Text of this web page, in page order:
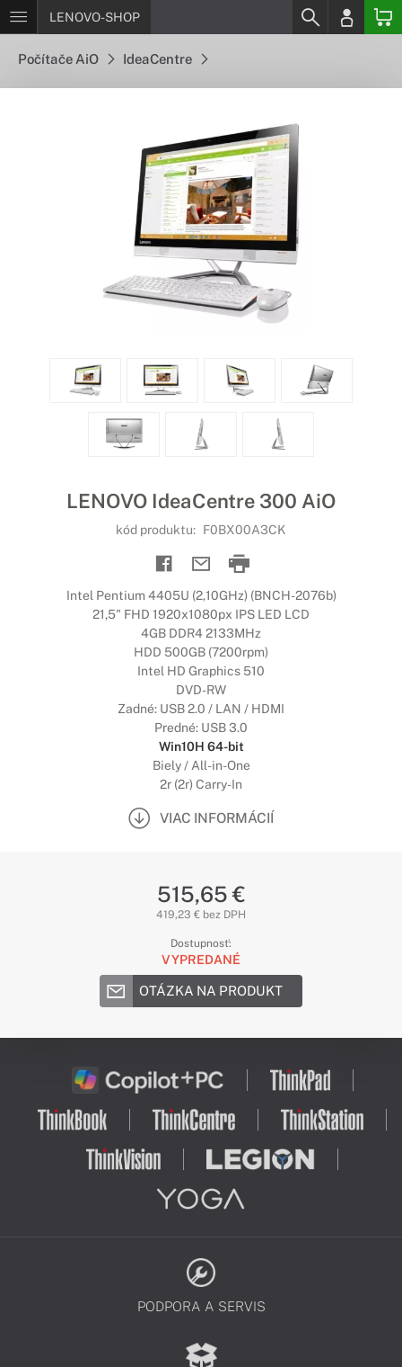
LENOVO-SHOP
Počítače AiO IdeaCentre
LENOVO IdeaCentre 300 AiO
kód produktu: F0BX00A3CK
Intel Pentium 4405U (2,10GHz) (BNCH-2076b)
21,5" FHD 1920x1080px IPS LED LCD
4GB DDR4 2133MHz
HDD 500GB (7200rpm)
Intel HD Graphics 510
DVD-RW
Zadné: USB 2.0 / LAN / HDMI
Predné: USB 3.0
Win10H 64-bit
Biely / All-in-One
2r (2r) Carry-In
VIAC INFORMÁCIÍ
515,65 €
419,23 € bez DPH
Dostupnosť:
VYPREDANÉ
OTÁZKA NA PRODUKT
PODPORA A SERVIS